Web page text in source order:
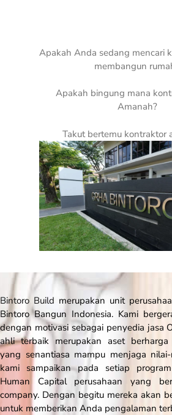
Apakah Anda sedang mencari
membangun
Apakah bingung mana
Amanah?
Takut bertemu kontraktor
Bintoro Build merupakan unit
Bintoro Bangun Indonesia. Kami
dengan motivasi sebagai penyedia jasa
ahli terbaik merupakan aset berharga
yang senantiasa mampu menjaga
kami sampaikan pada setiap
Human Capital perusahaan yang
company. Dengan begitu mereka akan
untuk memberikan Anda pengalaman